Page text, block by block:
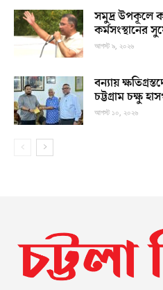
সমুদ্র উপকূলে
কর্মসংস্থানের
আগস্ট ৯, ২০২৬
বন্যায়
চট্টগ্রাম চক্ষু
আগস্ট ১০, ২০২৬